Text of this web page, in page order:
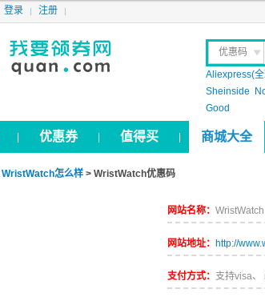
登录 注册
优惠码
晒 单
Aliexpress(
Sheinside
Good
优惠券 值得买 商城大全
WristWatch怎么样 > WristWatch优惠码
网站名称： WristWatch
网站地址： http://
支付方式： 支持visa、